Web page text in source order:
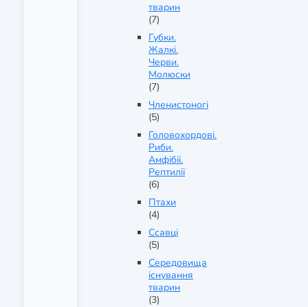
тварин
(7)
Губки.
Жалкі.
Черви.
Молюски
(7)
Членистоногі
(5)
Головохордові.
Риби.
Амфібії.
Рептилії
(6)
Птахи
(4)
Ссавці
(5)
Середовища
існування
тварин
(3)